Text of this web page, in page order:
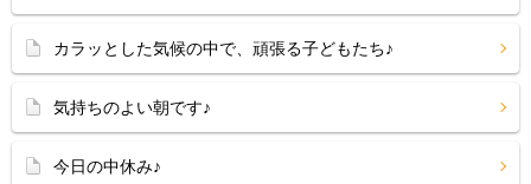
カラッとした気候の中で、頑張る子どもたち♪
気持ちのよい朝です♪
今日の中休み♪